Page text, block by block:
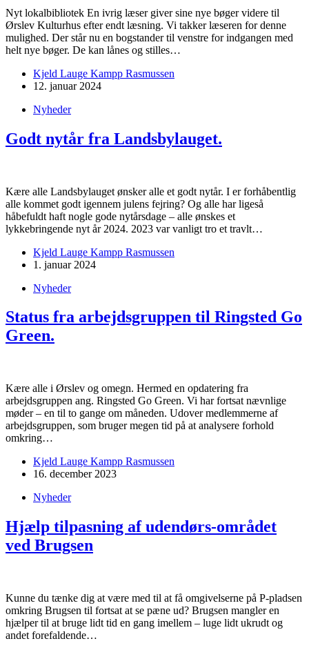
Nyt lokalbibliotek En ivrig læser giver sine nye bøger videre til
Ørslev Kulturhus efter endt læsning. Vi takker læseren for denne
mulighed. Der står nu en bogstander til venstre for indgangen med
helt nye bøger. De kan lånes og stilles…
Kjeld Lauge Kampp Rasmussen
12. januar 2024
Nyheder
Godt nytår fra Landsbylauget.
Kære alle Landsbylauget ønsker alle et godt nytår. I er forhåbentlig
alle kommet godt igennem julens fejring? Og alle har ligeså
håbefuldt haft nogle gode nytårsdage – alle ønskes et
lykkebringende nyt år 2024. 2023 var vanligt tro et travlt…
Kjeld Lauge Kampp Rasmussen
1. januar 2024
Nyheder
Status fra arbejdsgruppen til Ringsted Go
Green.
Kære alle i Ørslev og omegn. Hermed en opdatering fra
arbejdsgruppen ang. Ringsted Go Green. Vi har fortsat nævnlige
møder – en til to gange om måneden. Udover medlemmerne af
arbejdsgruppen, som bruger megen tid på at analysere forhold
omkring…
Kjeld Lauge Kampp Rasmussen
16. december 2023
Nyheder
Hjælp tilpasning af udendørs-området
ved Brugsen
Kunne du tænke dig at være med til at få omgivelserne på P-pladsen
omkring Brugsen til fortsat at se pæne ud? Brugsen mangler en
hjælper til at bruge lidt tid en gang imellem – luge lidt ukrudt og
andet forefaldende…